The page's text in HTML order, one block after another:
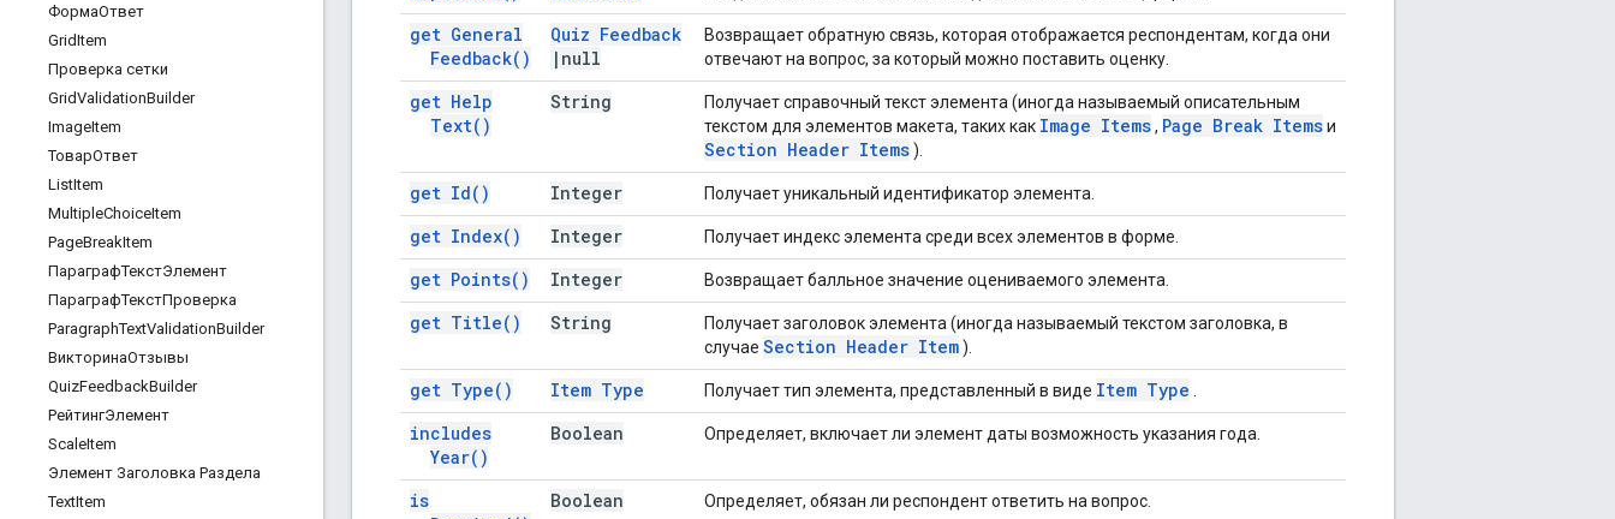
ФормаОтвет
GridItem
Проверка сетки
GridValidationBuilder
ImageItem
ТоварОтвет
ListItem
MultipleChoiceItem
PageBreakItem
ПараграфТекстЭлемент
ПараграфТекстПроверка
ParagraphTextValidationBuilder
ВикторинаОтзывы
QuizFeedbackBuilder
РейтингЭлемент
ScaleItem
Элемент Заголовка Раздела
TextItem
get General
Feedback( )
Quiz Feedback
| null
Возвращает обратную связь, которая отображается респондентам, когда они
отвечают на вопрос, за который можно поставить оценку.
get Help
Text( )
String
Получает справочный текст элемента (иногда называемый описательным
текстом для элементов макета, таких как Image Items, Page Break Itemsи
Section Header Items).
get Id( ) Integer Получает уникальный идентификатор элемента.
get Index( ) Integer Получает индекс элемента среди всех элементов в форме.
get Points( ) Integer Возвращает балльное значение оцениваемого элемента.
get Title( ) String
Получает заголовок элемента (иногда называемый текстом заголовка, в
случае Section Header Item).
get Type( ) Item Type Получает тип элемента, представленный в виде Item Type
includes
Year( )
Boolean Определяет, включает ли элемент даты возможность указания года.
is
Boolean Определяет, обязан ли респондент ответить на вопрос.